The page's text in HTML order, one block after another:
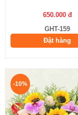
650.000 đ
GHT-159
Đặt hàng
-10%